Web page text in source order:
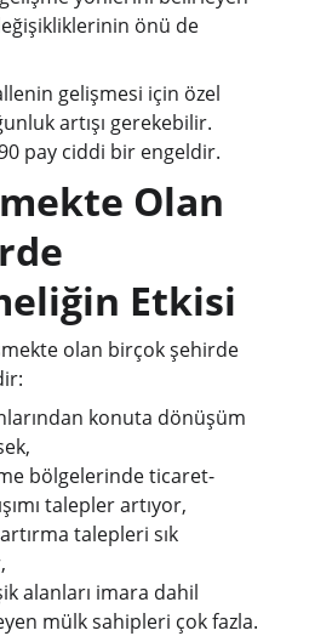
önü de
gelişmesi için özel
artışı gerekebilir.
pay ciddi bir engeldir.
Olan
Etkisi
olan birçok şehirde
konuta dönüşüm
bölgelerinde ticaret-
talepler artıyor,
talepleri sık
alanları imara dahil
mülk sahipleri çok fazla.